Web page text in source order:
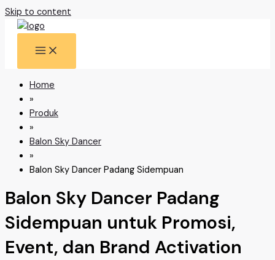
Skip to content
Home
»
Produk
»
Balon Sky Dancer
»
Balon Sky Dancer Padang Sidempuan
Balon Sky Dancer Padang
Sidempuan untuk Promosi,
Event, dan Brand Activation